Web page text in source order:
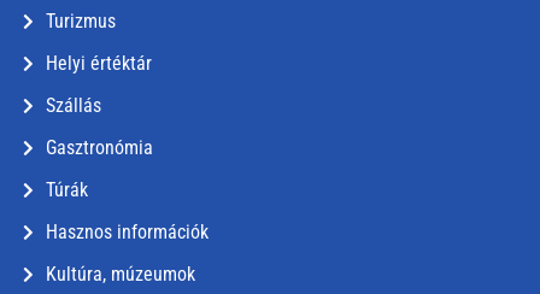
Turizmus
Helyi értéktár
Szállás
Gasztronómia
Túrák
Hasznos információk
Kultúra, múzeumok